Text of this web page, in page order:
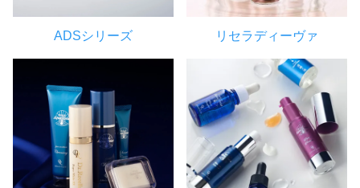
ADSシリーズ リセラディーヴァ